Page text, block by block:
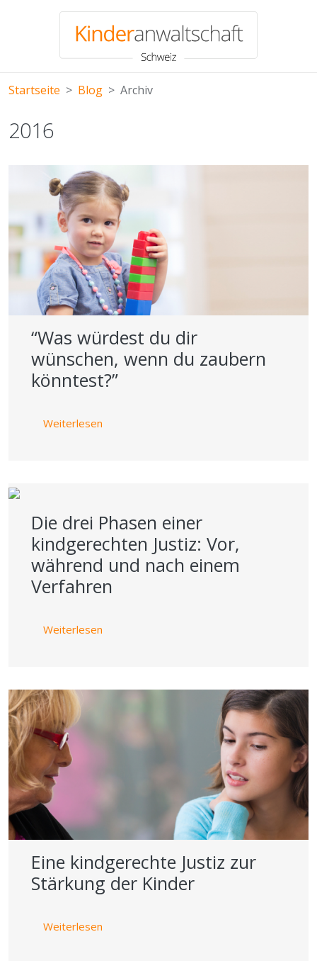
Direkt zum Inhalt
Startseite Blog Archiv
2016
“Was würdest du dir
wünschen, wenn du zaubern
könntest?”
Weiterlesen
Die drei Phasen einer
kindgerechten Justiz: Vor,
während und nach einem
Verfahren
Weiterlesen
Eine kindgerechte Justiz zur
Stärkung der Kinder
Weiterlesen